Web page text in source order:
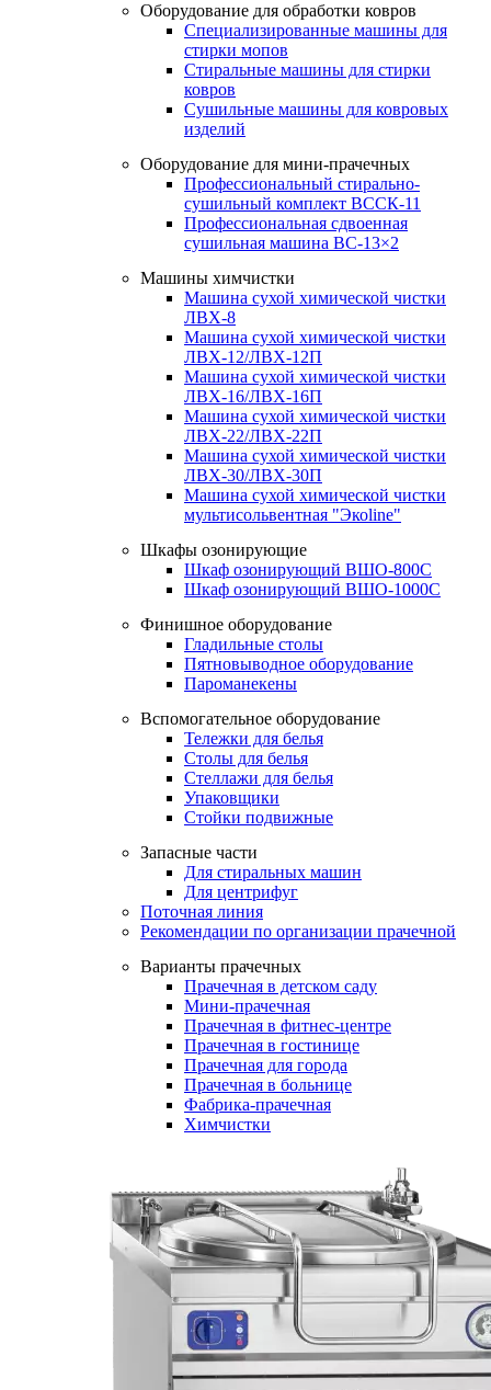
Оборудование для обработки ковров
Специализированные машины для
стирки мопов
Стиральные машины для стирки
ковров
Сушильные машины для ковровых
изделий
Оборудование для мини-прачечных
Профессиональный стирально-
сушильный комплект ВССК-11
Профессиональная сдвоенная
сушильная машина ВС-13×2
Машины химчистки
Машина сухой химической чистки
ЛВХ-8
Машина сухой химической чистки
ЛВХ-12/ЛВХ-12П
Машина сухой химической чистки
ЛВХ-16/ЛВХ-16П
Машина сухой химической чистки
ЛВХ-22/ЛВХ-22П
Машина сухой химической чистки
ЛВХ-30/ЛВХ-30П
Машина сухой химической чистки
мультисольвентная "Экоline"
Шкафы озонирующие
Шкаф озонирующий ВШО-800С
Шкаф озонирующий ВШО-1000С
Финишное оборудование
Гладильные столы
Пятновыводное оборудование
Пароманекены
Вспомогательное оборудование
Тележки для белья
Столы для белья
Стеллажи для белья
Упаковщики
Стойки подвижные
Запасные части
Для стиральных машин
Для центрифуг
Поточная линия
Рекомендации по организации прачечной
Варианты прачечных
Прачечная в детском саду
Мини-прачечная
Прачечная в фитнес-центре
Прачечная в гостинице
Прачечная для города
Прачечная в больнице
Фабрика-прачечная
Химчистки